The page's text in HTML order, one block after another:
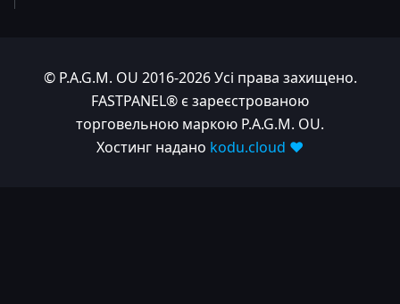
© P.A.G.M. OU 2016-2026 Усі права захищено.
FASTPANEL® є зареєстрованою
торговельною маркою P.A.G.M. OU.
Хостинг надано kodu.cloud ❤️